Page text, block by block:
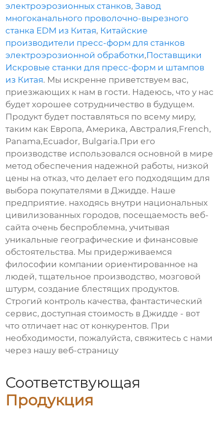
электроэрозионных станков,Завод
многоканального проволочно-вырезного
станка EDM из Китая, Китайские
производители пресс-форм для станков
электроэрозионной обработки,Поставщики
Искровые станки для пресс-форм и штампов
из Китая. Мы искренне приветствуем вас,
приезжающих к нам в гости. Надеюсь, что у нас
будет хорошее сотрудничество в будущем.
Продукт будет поставляться по всему миру,
таким как Европа, Америка, Австралия,French,
Panama,Ecuador, Bulgaria.При его
производстве использовался основной в мире
метод обеспечения надежной работы, низкой
цены на отказ, что делает его подходящим для
выбора покупателями в Джидде. Наше
предприятие. находясь внутри национальных
цивилизованных городов, посещаемость веб-
сайта очень беспроблемна, учитывая
уникальные географические и финансовые
обстоятельства. Мы придерживаемся
философии компании ориентированное на
людей, тщательное производство, мозговой
штурм, создание блестящих продуктов.
Строгий контроль качества, фантастический
сервис, доступная стоимость в Джидде - вот
что отличает нас от конкурентов. При
необходимости, пожалуйста, свяжитесь с нами
через нашу веб-страницу
Соответствующая
Продукция